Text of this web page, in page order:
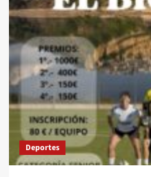
Deportes